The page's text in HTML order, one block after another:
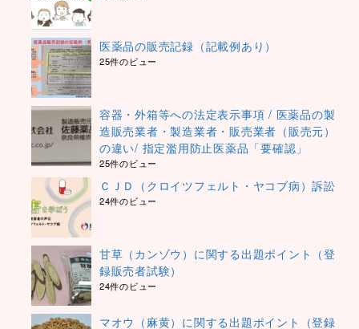
医薬品の販売記録（記載例あり）
25件のビュー
容器・外箱等への法定表示事項 / 医薬品の製
造販売業者・製造業者・販売業者（販売元）
の違い/ 指定濫用防止医薬品「要確認」
25件のビュー
ＣＪＤ（クロイツフェルト・ヤコブ病）訴訟
24件のビュー
甘草（カンゾウ）に関する出題ポイント（登
録販売者試験）
24件のビュー
マオウ（麻黄）に関する出題ポイント（登録